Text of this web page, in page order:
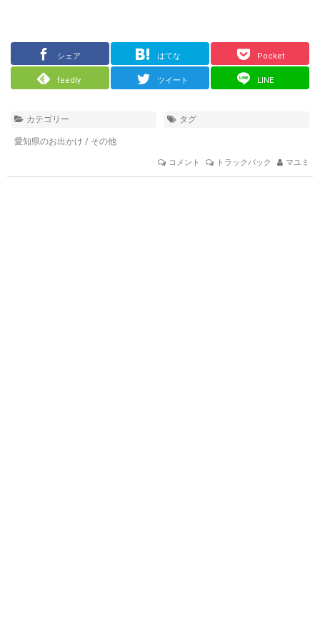
シェア はてな Pocket
feedly ツイート LINE
カテゴリー
愛知県のお出かけ / その他
タグ
コメント トラックバック マユミ